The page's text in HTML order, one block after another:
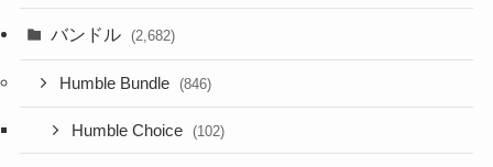
バンドル (2,682)
Humble Bundle (846)
Humble Choice (102)